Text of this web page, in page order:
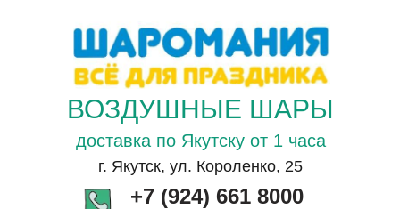
ВОЗДУШНЫЕ ШАРЫ
доставка по Якутску от 1 часа
г. Якутск, ул. Короленко, 25
+7 (924) 661 8000